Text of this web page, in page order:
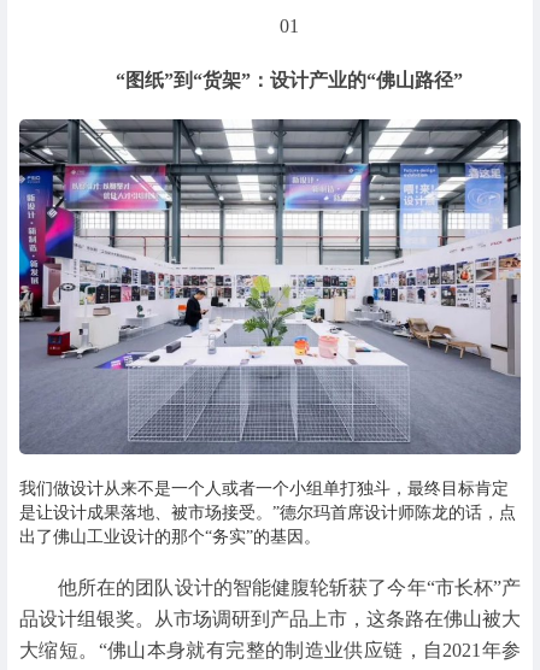
01
“图纸”到“货架”： 设计产业的“佛山路径”
我们做设计从来不是一个人或者一个小组单打独斗，最终目标肯定
是让设计成果落地、被市场接受。”德尔玛首席设计师陈龙的话，点
出了佛山工业设计的那个“务实”的基因。
他所在的团队设计的智能健腹轮斩获了今年“市长杯”产
品设计组银奖。从市场调研到产品上市，这条路在佛山被大
大缩短。“佛山本身就有完整的制造业供应链，自2021年参